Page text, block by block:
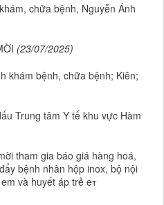
chữa bệnh, Nguyễn Ánh
(23/07/2025)
khám bệnh, chữa bệnh; Kiên;
Trung tâm Y tế khu vực Hàm
tham gia báo giá hàng hoá,
bệnh nhân hộp inox, bộ nội
và huyết áp trẻ eт